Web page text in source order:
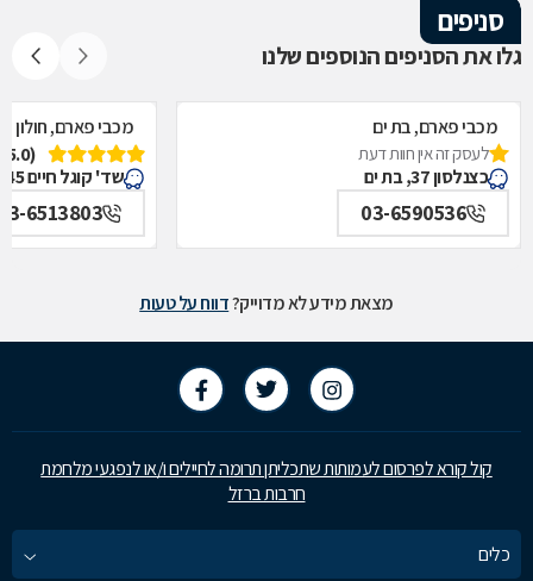
סניפים
גלו את הסניפים הנוספים שלנו
מכבי פארם, בת ים
לעסק זה אין חוות דעת
כצנלסון 37, בת ים
03-6590536
מכבי פארם, חולון
(5.0)
שד' קוגל חיים 45, חולון
6513803
מצאת מידע לא מדוייק?דווח על טעות
קול קורא לפרסום לעמותות שתכליתן תרומה לחיילים ו/או לנפגעי מלחמת
חרבות ברזל
כלים